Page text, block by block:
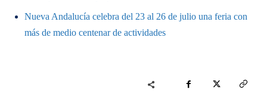
Nueva Andalucía celebra del 23 al 26 de julio una feria con
más de medio centenar de actividades